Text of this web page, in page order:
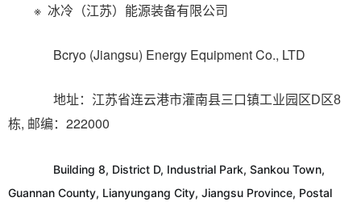
※ 冰冷（江苏）能源装备有限公司
Bcryo (Jiangsu) Energy Equipment Co., LTD
地址：
江苏省连云港市灌南县三口镇工业园区D区8
栋, 邮编：222000
Building 8, District D, Industrial Park, Sankou Town,
Guannan County, Lianyungang City, Jiangsu Province, Postal